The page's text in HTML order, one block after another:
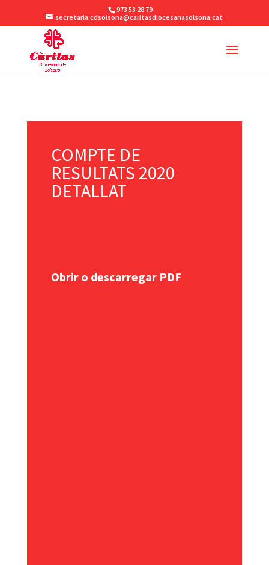
973 53 28 79
secretaria.cdsolsona@caritasdiocesanasolsona.cat
COMPTE DE
RESULTATS 2020
DETALLAT
Obrir o descarregar PDF